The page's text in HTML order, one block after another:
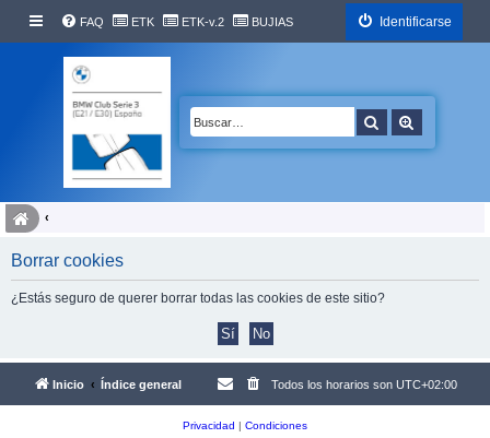
FAQ ETK ETK-v.2 BUJIAS Identificarse
Buscar
Borrar cookies
¿Estás seguro de querer borrar todas las cookies de este sitio?
Inicio Índice general Todos los horarios son UTC+02:00
Privacidad | Condiciones